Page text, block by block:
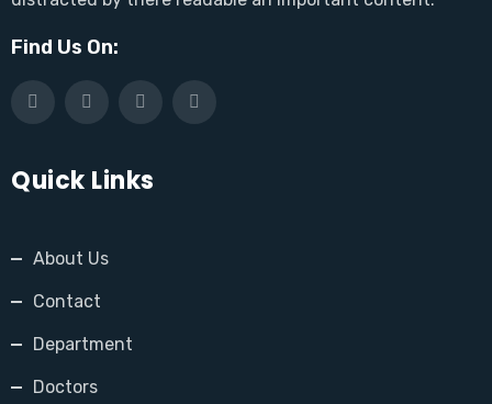
Find Us On:
Quick Links
About Us
Contact
Department
Doctors